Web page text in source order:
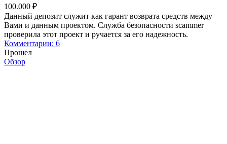
100.000 ₽
Данный депозит служит как гарант возврата средств между
Вами и данным проектом. Служба безопасности scammer
проверила этот проект и ручается за его надежность.
Комментарии: 6
Прошел
Обзор